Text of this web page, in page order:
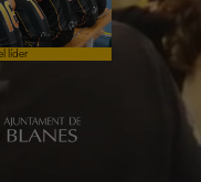
líder